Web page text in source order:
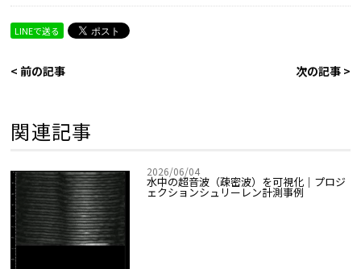
LINEで送る
< 前の記事 次の記事 >
関連記事
2026/06/04
水中の超音波（疎密波）を可視化｜プロジ
ェクションシュリーレン計測事例